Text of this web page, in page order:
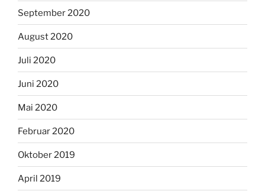
September 2020
August 2020
Juli 2020
Juni 2020
Mai 2020
Februar 2020
Oktober 2019
April 2019